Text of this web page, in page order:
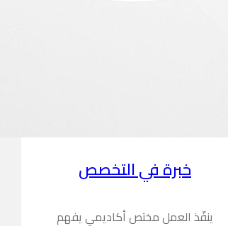
خبرة في التخصص
ينفّذ العمل مختص أكاديمي يفهم